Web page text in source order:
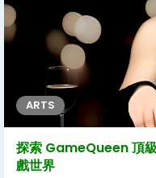
ARTS
探索 GameQueen 頂
戲世界